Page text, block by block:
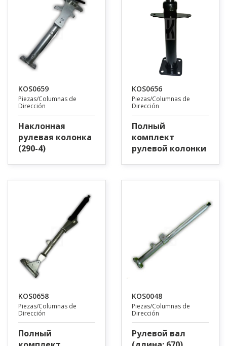
KOS0659
Piezas/Columnas de
Dirección
Наклонная
рулевая колонка
(290-4)
KOS0656
Piezas/Columnas de
Dirección
Полный
комплект
рулевой колонки
KOS0658
Piezas/Columnas de
Dirección
Полный
KOS0048
Piezas/Columnas de
Dirección
Рулевой вал